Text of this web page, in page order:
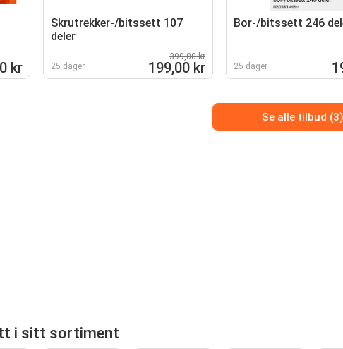
kr
Skrutrekker-/bitssett 107
deler
25 dager
399,00 kr
199,00 kr
Bor-/bitssett 246
25 dager
Se alle tilbud (3)
i sitt sortiment